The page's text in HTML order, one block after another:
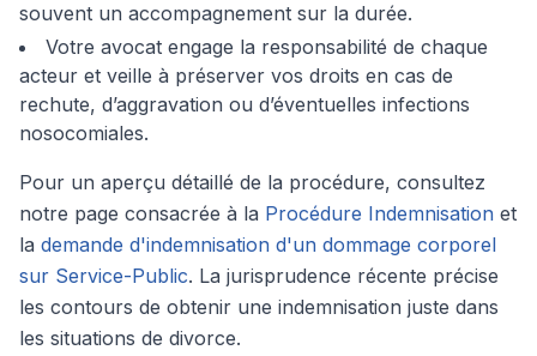
souvent un accompagnement sur la durée.
Votre avocat engage la responsabilité de chaque
acteur et veille à préserver vos droits en cas de
rechute, d’aggravation ou d’éventuelles infections
nosocomiales.
Pour un aperçu détaillé de la procédure, consultez
notre page consacrée à la Procédure Indemnisation et
la demande d'indemnisation d'un dommage corporel
sur Service-Public. La jurisprudence récente précise
les contours de obtenir une indemnisation juste dans
les situations de divorce.